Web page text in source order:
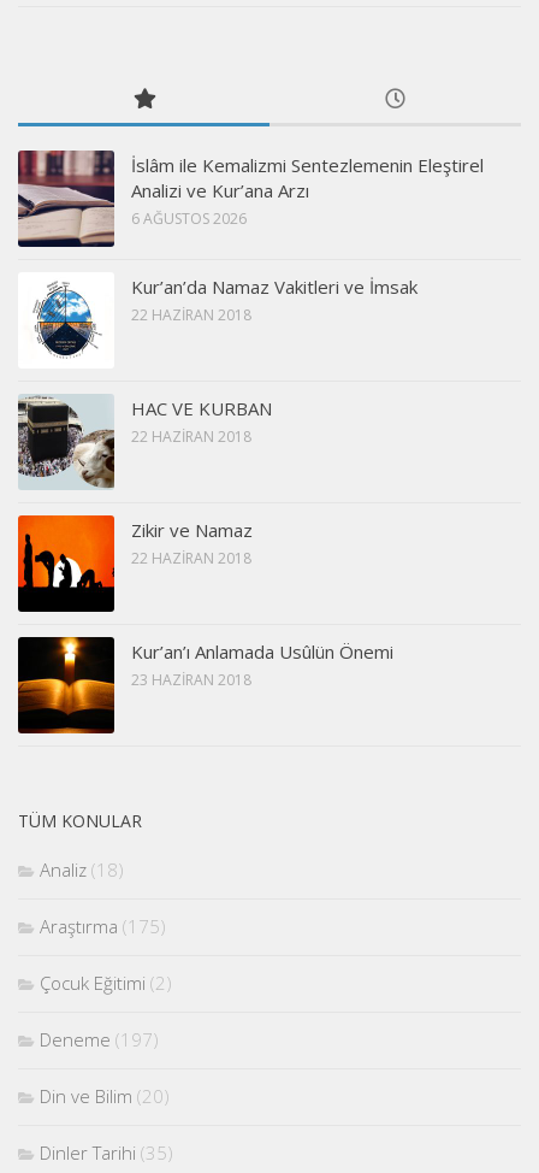
İslâm ile Kemalizmi Sentezlemenin Eleştirel
Analizi ve Kur’ana Arzı
6 AĞUSTOS 2026
Kur’an’da Namaz Vakitleri ve İmsak
22 HAZIRAN 2018
HAC VE KURBAN
22 HAZIRAN 2018
Zikir ve Namaz
22 HAZIRAN 2018
Kur’an’ı Anlamada Usûlün Önemi
23 HAZIRAN 2018
TÜM KONULAR
Analiz (18)
Araştırma (175)
Çocuk Eğitimi (2)
Deneme (197)
Din ve Bilim (20)
Dinler Tarihi (35)